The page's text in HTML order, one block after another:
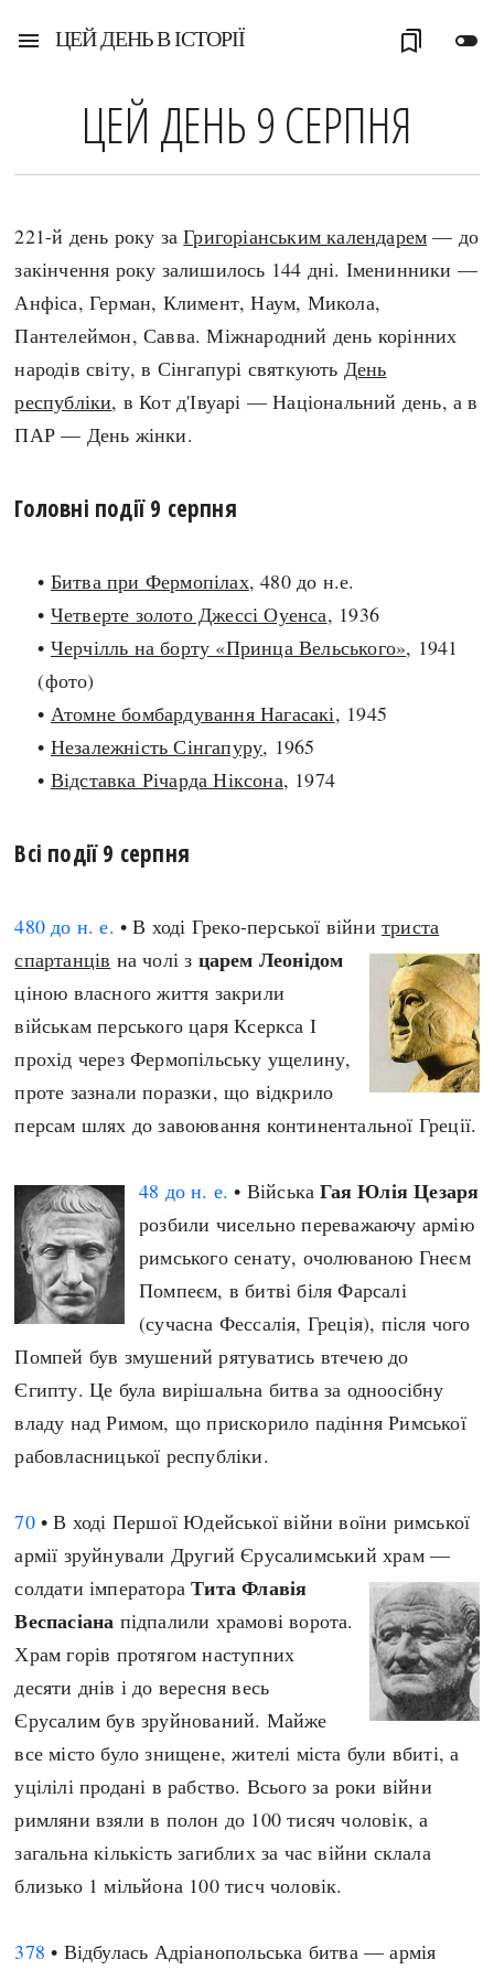
menu ЦЕЙ ДЕНЬ В ІСТОРІЇ toggle_off
bookmarks
СЬОГОДНІ
ЗАГОЛОВКИ
ПРАВИЛА ЖИТТЯ
ВИ (НЕ) ЗНАЛИ
КРУГЛІ ДАТИ
НОТА БЕНЕ
ФОТОІСТОРІЇ
ІНФОГРАФІКА
Рубрики
Авіація і космонавтика
Архітектура і будівництво
Битви і війни
Людина і суспільство
Наука, освіта і техніка
Особистості
Подорожі і відкриття
Політика
Релігія
Розваги і дозвілля
Чудеса світу
Україна
Козацька доба
Українська революція
Україна радянська
Україна незалежна
Австралія
Азія
Америка
А(нта)рктика
Африка
Європа
Хронологія
Античні часи
Темні віки
Високе Середньовіччя
Пізнє Середньовіччя
Нова історія
Новітня історія
Наш час
Нові статті
Популярні статті
Всі статті
Визначальні події
#Хештеги
ЦЕЙ ДЕНЬ 9 СЕРПНЯ
221-й день року заГригоріанським календарем — до
закінчення року залишилось 144 дні. Іменинники —
Анфіса, Герман, Климент, Наум, Микола,
Пантелеймон, Савва. Міжнародний день корінних
народів світу, в Сінгапурі святкують День
республіки, в Кот д'Івуарі — Національний день, а в
ПАР — День жінки.
Головні події 9 серпня
• Битва при Фермопілах, 480 до н.е.
• Четверте золото Джессі Оуенса, 1936
• Черчілль на борту «Принца Вельського», 1941
(фото)
• Атомне бомбардування Нагасакі, 1945
• Незалежність Сінгапуру, 1965
• Відставка Річарда Ніксона, 1974
Всі події 9 серпня
480 до н. е. • В ході Греко-перської війнитриста
спартанців на чолі з царем Леонідом
ціною власного життя закрили
військам перського царя Ксеркса І
прохід через Фермопільську ущелину,
проте зазнали поразки, що відкрило
персам шлях до завоювання континентальної Греції.
48 до н. е. • ВійськаГая Юлія Цезаря
розбили чисельно переважаючу армію
римського сенату, очолюваною Гнеєм
Помпеєм, в битві біля Фарсалі
(сучасна Фессалія, Греція), після чого
Помпей був змушений рятуватись втечею до
Єгипту. Це була вирішальна битва за одноосібну
владу над Римом, що прискорило падіння Римської
рабовласницької республіки.
70• В ході Першої Юдейської війни воїни римської
армії зруйнували Другий Єрусалимський храм —
солдати імператораТита Флавія
Веспасіана підпалили храмові ворота.
Храм горів протягом наступних
десяти днів і до вересня весь
Єрусалим був зруйнований. Майже
все місто було знищене, жителі міста були вбиті, а
уцілілі продані в рабство. Всього за роки війни
римляни взяли в полон до 100 тисяч чоловік, а
загальна кількість загиблих за час війни склала
близько 1 мільйона 100 тисч чоловік.
378 • Відбулась Адріанопольська битва — армія